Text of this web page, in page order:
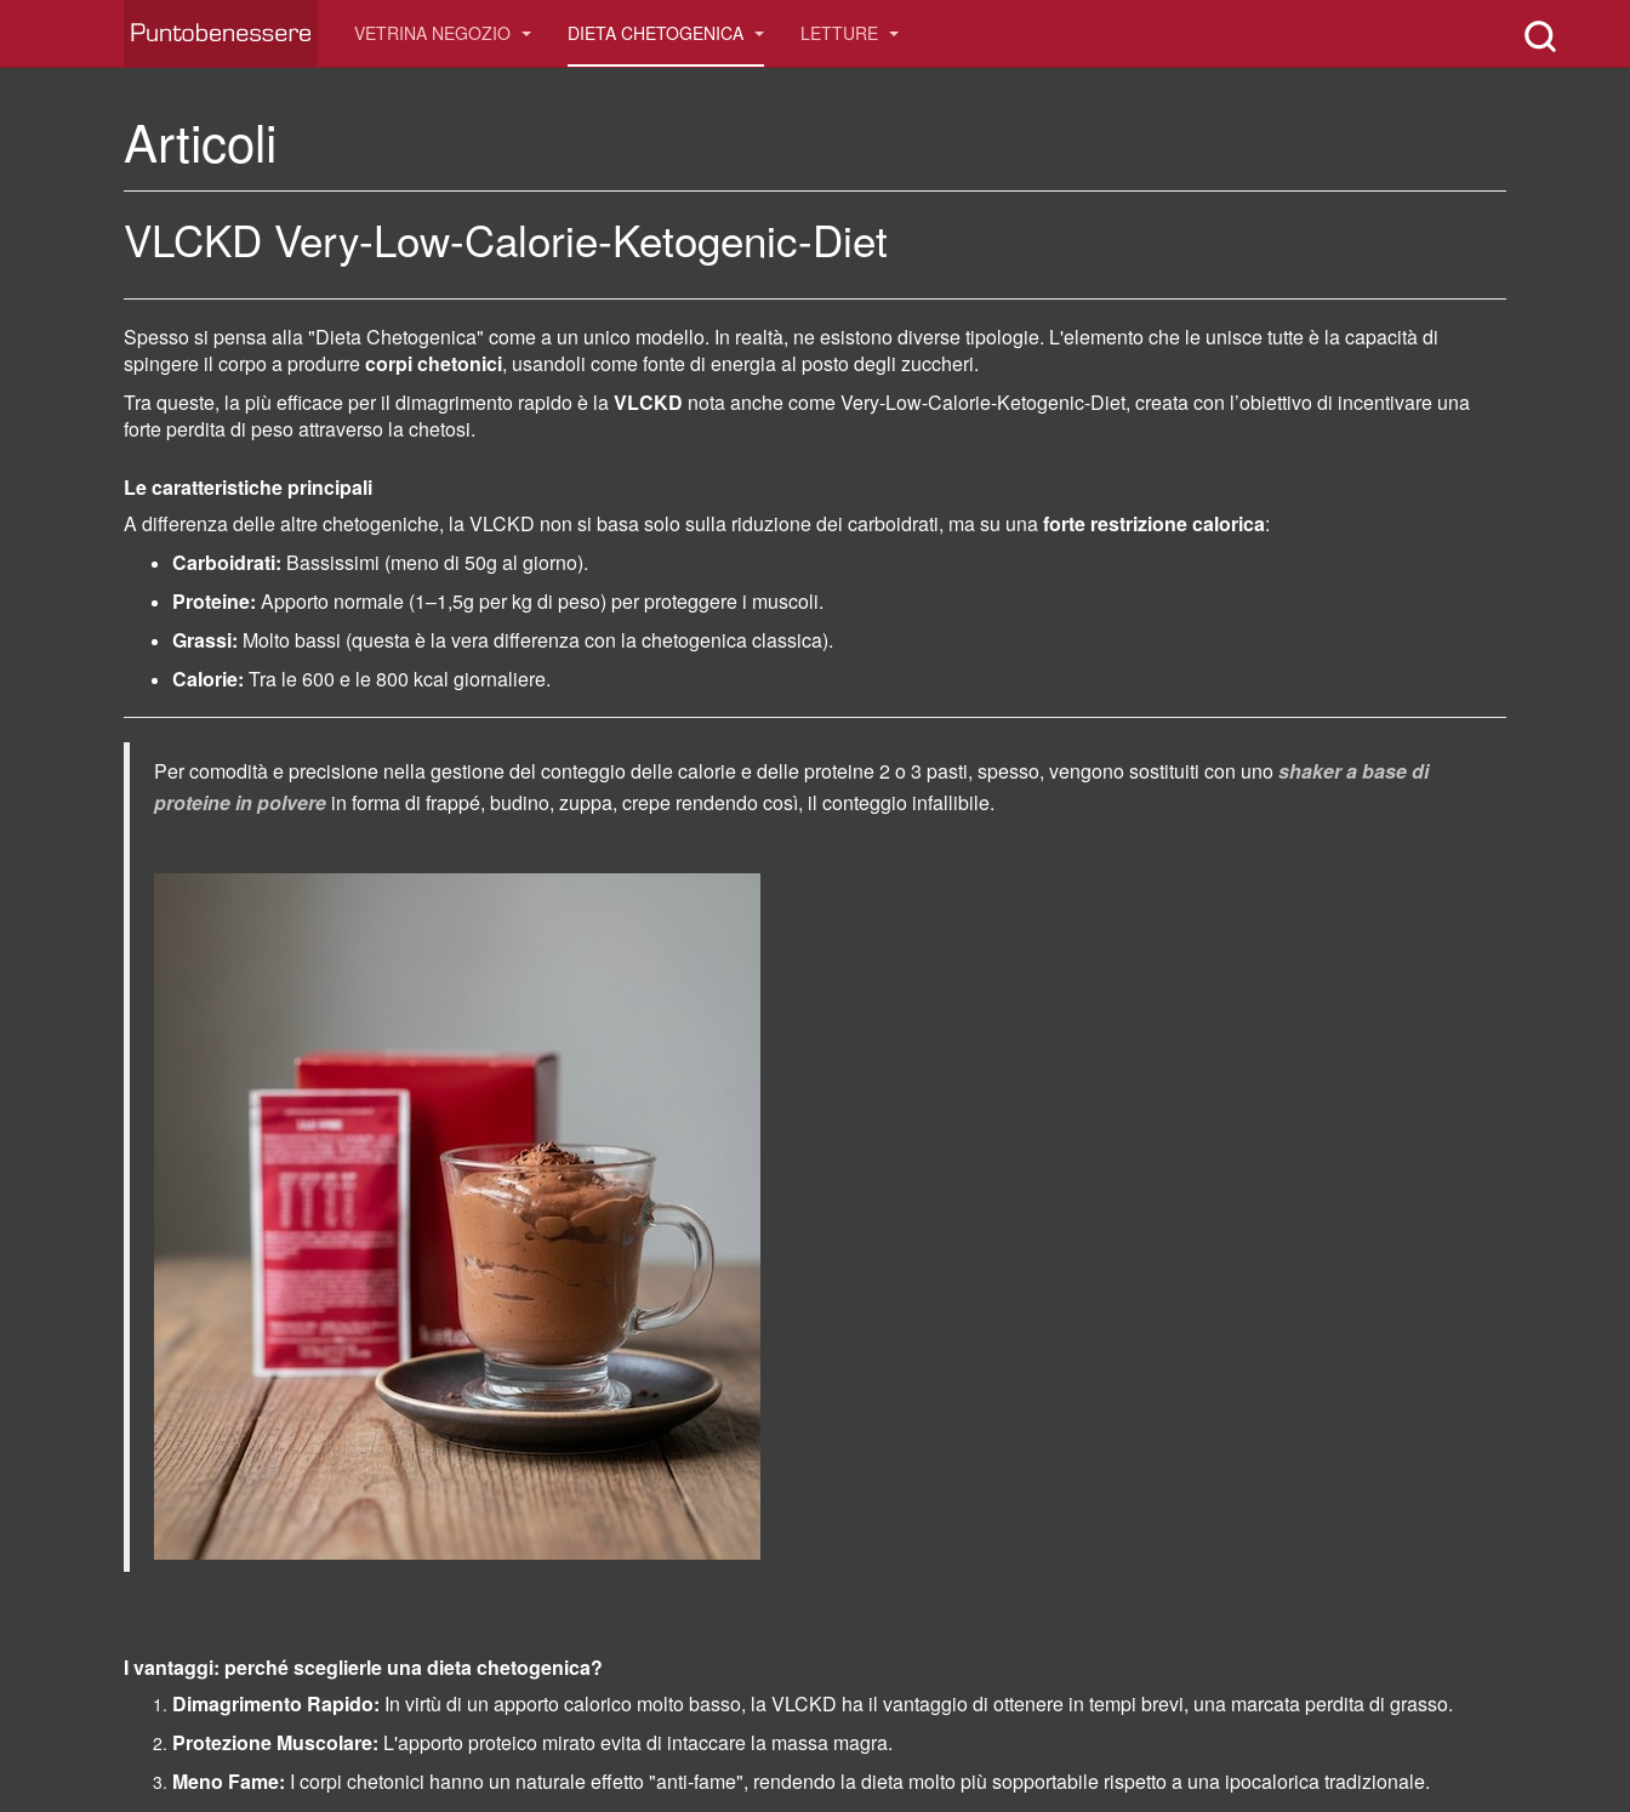
VETRINA NEGOZIO DIETA CHETOGENICA LETTURE
Articoli
VLCKD Very-Low-Calorie-Ketogenic-Diet
Spesso si pensa alla "Dieta Chetogenica" come a un unico modello. In realtà, ne esistono diverse tipologie. L'elemento che le unisce tutte è la capacità di
spingere il corpo a produrrecorpi chetonici, usandoli come fonte di energia al posto degli zuccheri.
Tra queste, la più efficace per il dimagrimento rapido è laVLCKD nota anche come Very-Low-Calorie-Ketogenic-Diet, creata con l’obiettivo di incentivare una
forte perdita di peso attraverso la chetosi.
Le caratteristiche principali
A differenza delle altre chetogeniche, la VLCKD non si basa solo sulla riduzione dei carboidrati, ma su unaforte restrizione calorica:
Carboidrati: Bassissimi (meno di 50g al giorno).
Proteine: Apporto normale (1–1,5g per kg di peso) per proteggere i muscoli.
Grassi: Molto bassi (questa è la vera differenza con la chetogenica classica).
Calorie: Tra le 600 e le 800 kcal giornaliere.
Per comodità e precisione nella gestione del conteggio delle calorie e delle proteine 2 o 3 pasti, spesso, vengono sostituiti con uno shaker a base di
proteine in polvere in forma di frappé, budino, zuppa, crepe rendendo così, il conteggio infallibile.
I vantaggi: perché sceglierle una dieta chetogenica?
Dimagrimento Rapido: In virtù di un apporto calorico molto basso, la VLCKD ha il vantaggio di ottenere in tempi brevi, una marcata perdita di grasso.
Protezione Muscolare: L'apporto proteico mirato evita di intaccare la massa magra.
Meno Fame: I corpi chetonici hanno un naturale effetto "anti-fame", rendendo la dieta molto più sopportabile rispetto a una ipocalorica tradizionale.